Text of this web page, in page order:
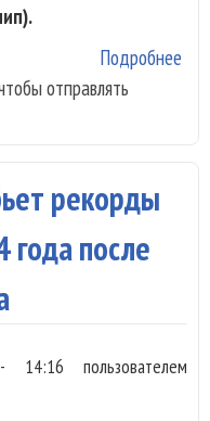
Подробнее
отправлять
рекорды
года после
14:16 пользователем